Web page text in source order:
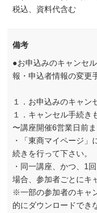
税込、資料代含む
備考
●お申込みのキャンセ
報・申込者情報の変更
１．お申込みのキャン
１．キャンセル手続き
〜講座開催6営業日前
・「東商マイページ
続きを行って下さい。
・同一講座、かつ、1
場合、参加者ごとにキ
※一部の参加者のキャ
的にダウンロードでき